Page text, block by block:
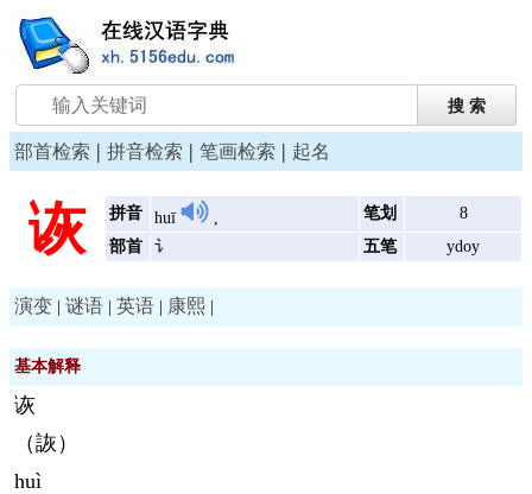
部首检索 | 拼音检索 | 笔画检索 | 起名
诙 拼音 huī , 笔划
8
部首
讠 五笔 ydoy
演变 谜语 英语 康熙
基本解释
诙
（詼）
huì